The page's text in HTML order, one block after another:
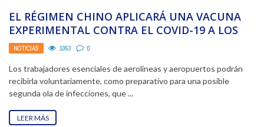
EL RÉGIMEN CHINO APLICARÁ UNA VACUNA
EXPERIMENTAL CONTRA EL COVID-19 A LOS
EMPLEADOS DEL SECTOR ...
NOTICIAS 1053 0
Los trabajadores esenciales de aerolíneas y aeropuertos podrán
recibirla voluntariamente, como preparativo para una posible
segunda ola de infecciones, que ...
LEER MÁS